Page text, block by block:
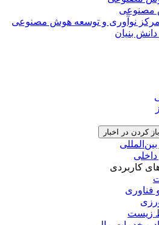
مصنوعی
مرکز نوآوری و توسعه هوش مصنوعی
بنیان
باز کردن در اخبار
بین‌المللی
داخلی
کاربردی
فناوری
زیست